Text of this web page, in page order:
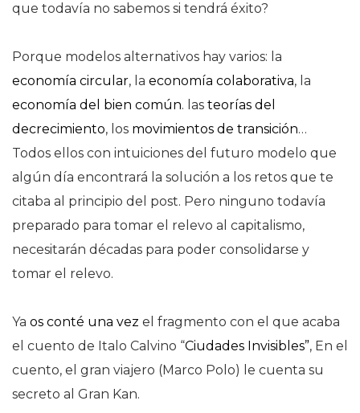
que todavía no sabemos si tendrá éxito?
Porque modelos alternativos hay varios: la
economía circular, la economía colaborativa, la
economía del bien común. las teorías del
decrecimiento, los movimientos de transición…
Todos ellos con intuiciones del futuro modelo que
algún día encontrará la solución a los retos que te
citaba al principio del post. Pero ninguno todavía
preparado para tomar el relevo al capitalismo,
necesitarán décadas para poder consolidarse y
tomar el relevo.
Ya os conté una vez el fragmento con el que acaba
el cuento de Italo Calvino “Ciudades Invisibles”, En el
cuento, el gran viajero (Marco Polo) le cuenta su
secreto al Gran Kan.